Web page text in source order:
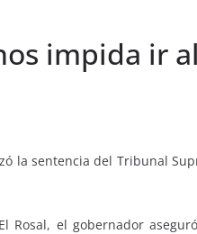
impida ir al
la sentencia del Tribunal
Rosal, el gobernador